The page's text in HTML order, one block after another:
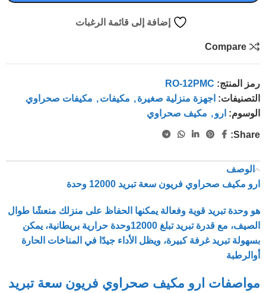
إضافة إلى قائمة الرغبات
Compare
رمز المنتج: RO-12PMC
التصنيفات: اجهزة منزلية صغيرة, مكيفات, مكيفات صحراوي
الوسوم: ارو, مكيف صحراوي
Share:
الوصف
ارو مكيف صحراوي فريون سعة تبريد 12000 وحدة
هو وحدة تبريد قوية وفعالة يمكنها الحفاظ على منزلك منعشًا طوال
الصيف، مع قدرة تبريد تبلغ 12000وحدة حرارية بريطانية، يمكن
بسهولة تبريد غرفة كبيرة، ويظل الأداء جيدًا في المناخات الحارة
أوالرطبة
مواصفات ارو مكيف صحراوي فريون سعة تبريد